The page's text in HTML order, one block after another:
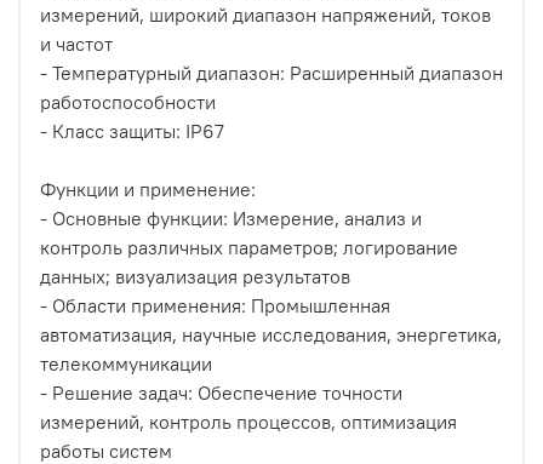
измерений, широкий диапазон напряжений, токов
и частот
- Температурный диапазон: Расширенный диапазон
работоспособности
- Класс защиты: IP67
Функции и применение:
- Основные функции: Измерение, анализ и
контроль различных параметров; логирование
данных; визуализация результатов
- Области применения: Промышленная
автоматизация, научные исследования, энергетика,
телекоммуникации
- Решение задач: Обеспечение точности
измерений, контроль процессов, оптимизация
работы систем